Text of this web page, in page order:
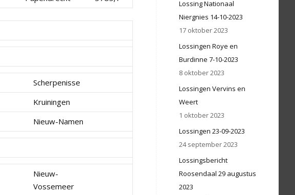
Scherpenisse
Kruiningen
Nieuw-Namen
Nieuw-
Vossemeer
Lossing Nationaal
Niergnies 14-10-2023
17 oktober 2023
Lossingen Roye en
Burdinne 7-10-2023
8 oktober 2023
Lossingen Vervins en
Weert
1 oktober 2023
Lossingen 23-09-2023
24 september 2023
Lossingsbericht
Roosendaal 29 augustus
2023